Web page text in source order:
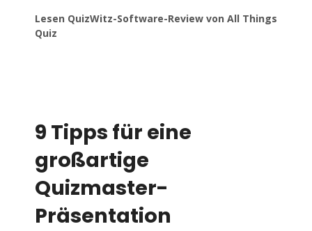
Lesen QuizWitz-Software-Review von All Things
Quiz
9 Tipps für eine
großartige
Quizmaster-
Präsentation